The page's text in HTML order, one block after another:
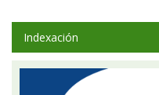
Indexación